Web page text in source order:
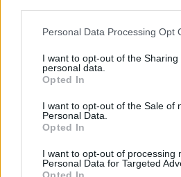
Please note that this website/app
not limited to your visit or usage
grant or deny consent to Google
use your data for below specified
consent section.
Personal Data Processing Opt
I want to opt-out of the Sharing
personal data.
Opted In
I want to opt-out of the Sale of
Personal Data.
Opted In
I want to opt-out of processing
Personal Data for Targeted
Opted In